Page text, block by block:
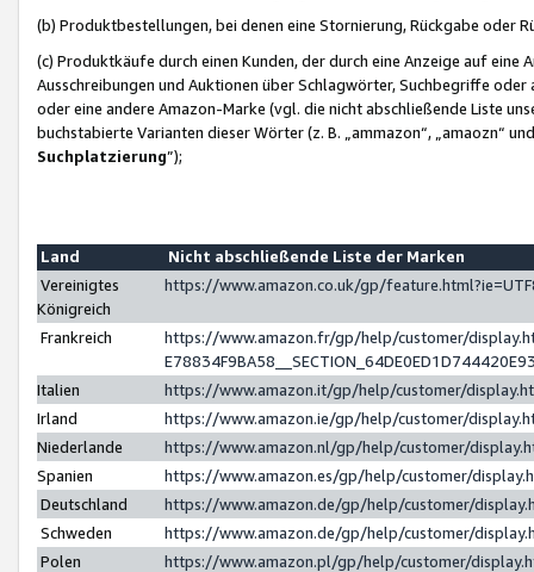
(b) Produktbestellungen, bei denen eine Stornierung, Rückgabe oder
(c) Produktkäufe durch einen Kunden, der durch eine Anzeige auf
Ausschreibungen und Auktionen über Schlagwörter, Suchbegriffe
oder eine andere Amazon-Marke (vgl. die nicht abschließende Liste
buchstabierte Varianten dieser Wörter (z. B. „ammazon“, „amaozn“
Suchplatzierung”);
Land
Nicht abschließende Liste der Marken
Vereinigtes
Königreich
https://www.amazon.co.uk/gp/
Frankreich
https://www.amazon.fr/gp/help/customer/
Italien
https://www.amazon.it/gp/help/customer/
Irland
https://www.amazon.ie/gp/help/customer/
Niederlande
https://www.amazon.nl/gp/help/customer/
Spanien
https://www.amazon.es/gp/help/customer/
Deutschland
https://www.amazon.de/gp/help/customer/
Schweden
https://www.amazon.de/gp/help/customer/
Polen
https://www.amazon.pl/gp/help/customer/